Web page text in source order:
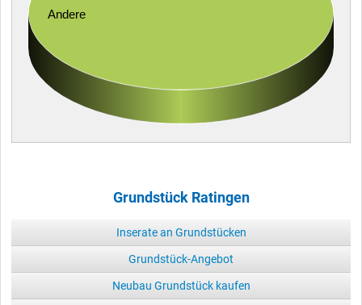
Andere
Grundstück Ratingen
Inserate an Grundstücken
Grundstück-Angebot
Neubau Grundstück kaufen